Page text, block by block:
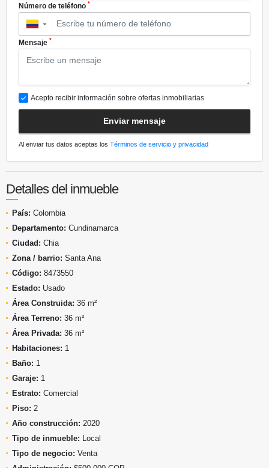
Número de teléfono *
▼
Mensaje *
Acepto recibir información sobre ofertas inmobiliarias
Enviar mensaje
Al enviar tus datos aceptas los Términos de servicio y privacidad
Detalles del inmueble
País: Colombia
Departamento: Cundinamarca
Ciudad: Chia
Zona / barrio: Santa Ana
Código: 8473550
Estado: Usado
Área Construida: 36 m²
Área Terreno: 36 m²
Área Privada: 36 m²
Habitaciones: 1
Baño: 1
Garaje: 1
Estrato: Comercial
Piso: 2
Año construcción: 2020
Tipo de inmueble: Local
Tipo de negocio: Venta